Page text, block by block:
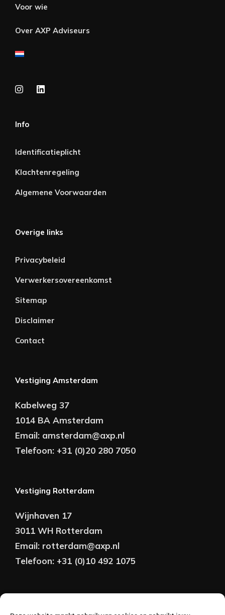
Voor wie
Over AXP Adviseurs
Info
Identificatieplicht
Klachtenregeling
Algemene Voorwaarden
Overige links
Privacybeleid
Verwerkersovereenkomst
Sitemap
Disclaimer
Contact
Vestiging Amsterdam
Kabelweg 37
1014 BA Amsterdam
Email: amsterdam@axp.nl
Telefoon: +31 (0)20 280 7050
Vestiging Rotterdam
Wijnhaven 17
3011 WH Rotterdam
Email: rotterdam@axp.nl
Telefoon: +31 (0)10 492 1075